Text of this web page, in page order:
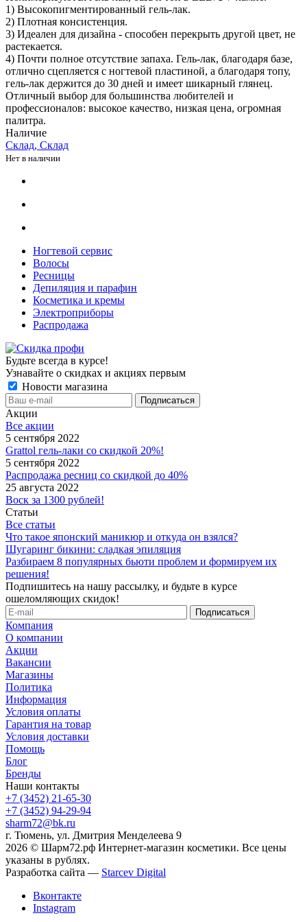
1) Высокопигментированный гель-лак.
2) Плотная консистенция.
3) Идеален для дизайна - способен перекрыть другой цвет, не
растекается.
4) Почти полное отсутствие запаха. Гель-лак, благодаря базе,
отлично сцепляется с ногтевой пластиной, а благодаря топу,
гель-лак держится до 30 дней и имеет шикарный глянец.
Отличный выбор для большинства любителей и
профессионалов: высокое качество, низкая цена, огромная
палитра.
Наличие
Склад, Склад
Нет в наличии
Ногтевой сервис
Волосы
Ресницы
Депиляция и парафин
Косметика и кремы
Электроприборы
Распродажа
Будьте всегда в курсе!
Узнавайте о скидках и акциях первым
Новости магазина
Акции
Все акции
5 сентября 2022
Grattol гель-лаки со скидкой 20%!
5 сентября 2022
Распродажа ресниц со скидкой до 40%
25 августа 2022
Воск за 1300 рублей!
Статьи
Все статьи
Что такое японский маникюр и откуда он взялся?
Шугаринг бикини: сладкая эпиляция
Разбираем 8 популярных бьюти проблем и формируем их
решения!
Подпишитесь на нашу рассылку, и будьте в курсе
ошеломляющих скидок!
Компания
О компании
Акции
Вакансии
Магазины
Политика
Информация
Условия оплаты
Гарантия на товар
Условия доставки
Помощь
Блог
Бренды
Наши контакты
+7 (3452) 21-65-30
+7 (3452) 94-29-94
sharm72@bk.ru
г. Тюмень, ул. Дмитрия Менделеева 9
2026 © Шарм72.рф Интернет-магазин косметики. Все цены
указаны в рублях.
Разработка сайта — Starcev Digital
Вконтакте
Instagram